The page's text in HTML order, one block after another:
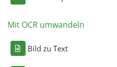
Mit OCR umwandeln
Bild zu Text